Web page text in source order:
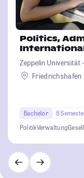
Politics,
Zeppelin Universität
Kultur und Politik
Friedrichshafen
Bachelor 8
PolitikVerwaltung